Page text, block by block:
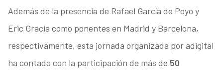
Además de la presencia de Rafael García de Poyo y
Eric Gracia como ponentes en Madrid y Barcelona,
respectivamente, esta jornada organizada por adigital
ha contado con la participación de más de 50